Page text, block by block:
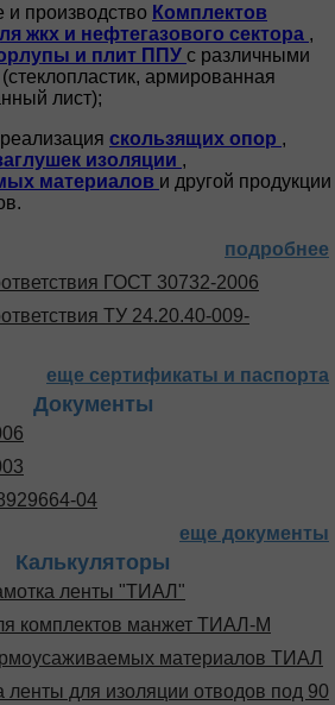
и производство Комплектов
жкх и нефтегазового сектора ,
и плит ППУ с различными
армированная
лист);
скользящих опор ,
изоляции ,
материалов и другой продукции
подробнее
ГОСТ 30732-2006
ТУ 24.20.40-009-
еще сертификаты и паспорта
Документы
04
еще документы
Калькуляторы
ленты "ТИАЛ"
комплектов манжет ТИАЛ-М
материалов ТИАЛ
ленты для изоляции отводов под 90